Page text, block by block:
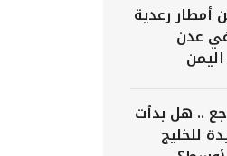
أمطار رعدية
عدن
.. هل بدأت
للخليج